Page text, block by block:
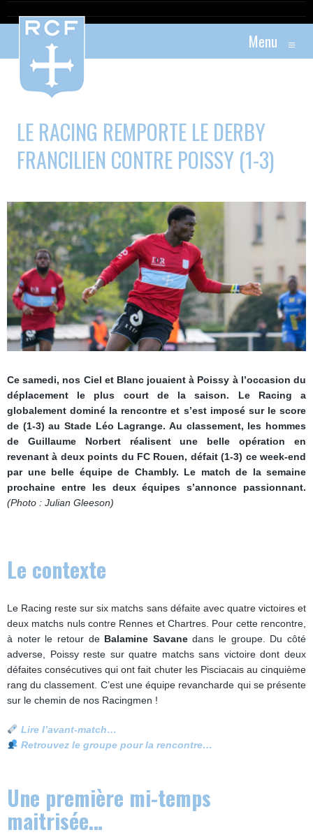
Menu ≡
LE RACING REMPORTE LE DERBY
FRANCILIEN CONTRE POISSY (1-3)
Ce samedi, nos Ciel et Blanc jouaient à Poissy à l’occasion du
déplacement le plus court de la saison. Le Racing a
globalement dominé la rencontre et s’est imposé sur le score
de (1-3) au Stade Léo Lagrange. Au classement, les hommes
de Guillaume Norbert réalisent une belle opération en
revenant à deux points du FC Rouen, défait (1-3) ce week-end
par une belle équipe de Chambly. Le match de la semaine
prochaine entre les deux équipes s’annonce passionnant.
(Photo : Julian Gleeson)
Le contexte
Le Racing reste sur six matchs sans défaite avec quatre victoires et
deux matchs nuls contre Rennes et Chartres. Pour cette rencontre,
à noter le retour de Balamine Savanedans le groupe. Du côté
adverse, Poissy reste sur quatre matchs sans victoire dont deux
défaites consécutives qui ont fait chuter les Pisciacais au cinquième
rang du classement. C’est une équipe revancharde qui se présente
sur le chemin de nos Racingmen !
Lire l’avant-match…
Retrouvez le groupe pour la rencontre…
Une première mi-temps
maitrisée…